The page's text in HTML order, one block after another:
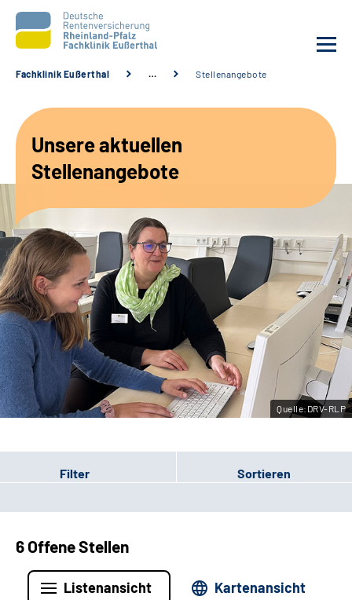
Unsere Angebote
Karriere
Beratungsstellen &
Zuweisende
Suche
Leichte Sprache
Gebärdensprache
Fachklinik Eußerthal … Stellenangebote
Unsere aktuellen
Stellenangebote
Quelle:DRV-RLP
Filter Sortieren
6 Offene Stellen
Listenansicht Kartenansicht